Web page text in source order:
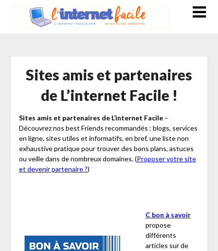
Sites amis et partenaires
de L’internet Facile !
Sites amis et partenaires de L’internet Facile–
Découvrez nos best Friends recommandés : blogs, services
en ligne, sites utiles et informatifs, en bref, une liste non
exhaustive pratique pour trouver des bons plans, astuces
ou veille dans de nombreux domaines. (Proposer votre site
et devenir partenaire ?)
C bon à savoir
propose
différents
articles sur de